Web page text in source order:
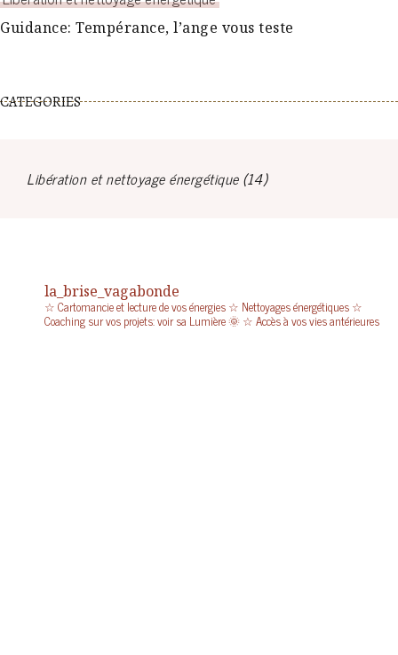
Guidance: Tempérance, l’ange vous teste
CATEGORIES
Libération et nettoyage énergétique(14)
la_brise_vagabonde
☆ Cartomancie et lecture de vos énergies☆ Nettoyages énergétiques☆
Coaching sur vos projets: voir sa Lumière 🌞☆ Accès à vos vies antérieures